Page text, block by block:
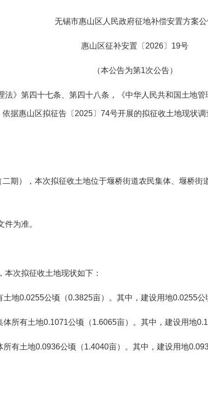
无锡市惠山区人民政府征地补偿安置方案
惠山区征补安置〔 2026〕 19号
（本公告为第1次公告）
法》第四十七条、第四十八条，《中华人民共和国土地
据惠山区拟征告〔 2025〕 74号开展的拟征收土地现状
二期），本次拟征收土地位于堰桥街道农民集体、堰桥
为准。
次拟征收土地现状如下：
土地0.0255公顷（0.3825亩）。其中，建设用地0.0255公
体所有土地0.1071公顷（1.6065亩）。其中，建设用地
所有土地0.0936公顷（1.4040亩）。其中，建设用地